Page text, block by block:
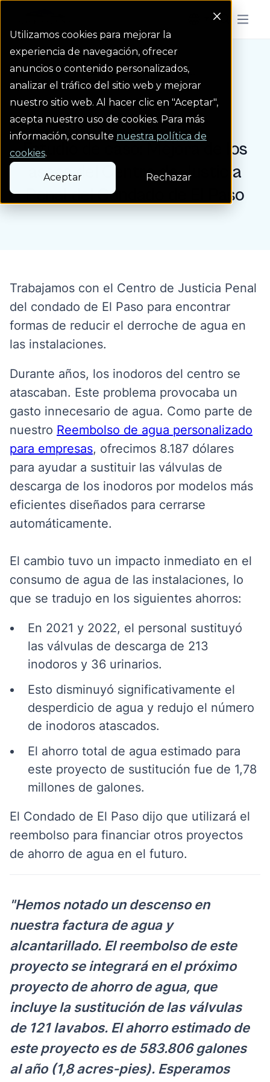
Utilizamos cookies para mejorar la
experiencia de navegación, ofrecer
anuncios o contenido personalizados,
analizar el tráfico del sitio web y mejorar
nuestro sitio web. Al hacer clic en "Aceptar",
acepta nuestro uso de cookies. Para más
información, consulte nuestra política de
cookies.
Aceptar Rechazar
Menu
Homepage Link
Blog Estudio de caso: Mej...
Entrada de blog
Estudio de caso: Mejora de los
aseos del Centro de Justicia
Penal del Condado de El Paso
Trabajamos con el Centro de Justicia Penal
del condado de El Paso para encontrar
formas de reducir el derroche de agua en
las instalaciones.
Durante años, los inodoros del centro se
atascaban. Este problema provocaba un
gasto innecesario de agua. Como parte de
nuestro Reembolso de agua personalizado
para empresas, ofrecimos 8.187 dólares
para ayudar a sustituir las válvulas de
descarga de los inodoros por modelos más
eficientes diseñados para cerrarse
automáticamente.
El cambio tuvo un impacto inmediato en el
consumo de agua de las instalaciones, lo
que se tradujo en los siguientes ahorros:
En 2021 y 2022, el personal sustituyó
las válvulas de descarga de 213
inodoros y 36 urinarios.
Esto disminuyó significativamente el
desperdicio de agua y redujo el número
de inodoros atascados.
El ahorro total de agua estimado para
este proyecto de sustitución fue de 1,78
millones de galones.
El Condado de El Paso dijo que utilizará el
reembolso para financiar otros proyectos
de ahorro de agua en el futuro.
"Hemos notado un descenso en
nuestra factura de agua y
alcantarillado. El reembolso de este
proyecto se integrará en el próximo
proyecto de ahorro de agua, que
incluye la sustitución de las válvulas
de 121 lavabos. El ahorro estimado de
este proyecto es de 583.806 galones
al año (1,8 acres-pies). Esperamos